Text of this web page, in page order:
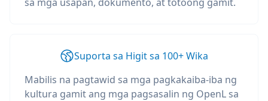
Suporta sa Higit sa 100+ Wika
Mabilis na pagtawid sa mga pagkakaiba-iba ng
kultura gamit ang mga pagsasalin ng OpenL sa